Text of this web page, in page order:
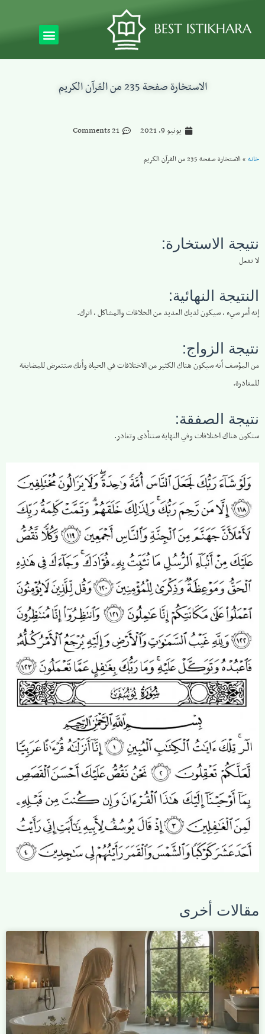
الاستخارة صفحة 235 من القرآن الكريم
يونيو 9, 2021 21 Comments
خانه » الاستخارة صفحة 235 من القرآن الكريم
نتيجة الاستخارة:
لا تفعل
النتيجة النهائية:
إنه أمر سيء ، سيكون لديك العديد من الخلافات والمشاكل ، اترك.
نتيجة الزواج:
من المؤسف أنه سيكون هناك الكثير من الاختلافات في الحياة وأنك ستتعرض للمضايقة
للمغادرة.
نتيجة الصفقة:
ستكون هناك اختلافات وفي النهاية ستتأذى وتغادر.
مقالات أخرى